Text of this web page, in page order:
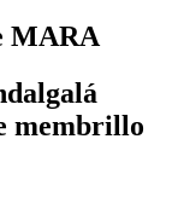
MARA
membrillo